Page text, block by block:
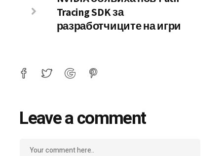
Tracing SDK за
разработчиците на игри
Leave a comment